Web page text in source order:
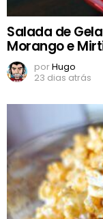
Salada de
Morango e
porHugo
23 dias atrás